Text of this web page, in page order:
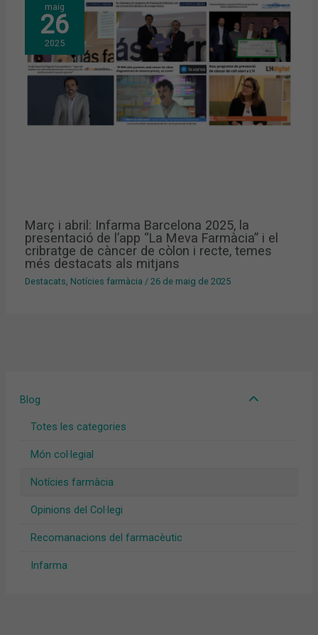
Blog
Totes les categories
Món col·legial
Notícies farmàcia
Opinions del Col·legi
Recomanacions del farmacèutic
Infarma
maig
26
2025
Març i abril: Infarma Barcelona 2025, la
presentació de l’app “La Meva Farmàcia” i el
cribratge de càncer de còlon i recte, temes
més destacats als mitjans
Destacats, Notícies farmàcia /26 de maig de 2025